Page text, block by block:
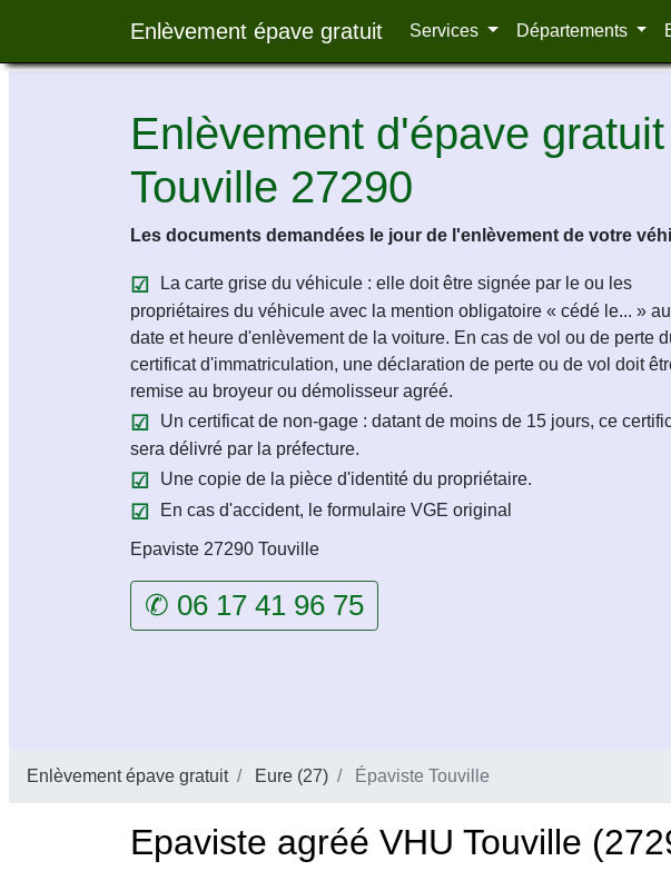
Enlèvement épave gratuit Services Départements
Enlèvement d'épave
Touville 27290
Les documents demandées le jour de l'enlèvement de votre
La carte grise du véhicule : elle doit être signée par le ou les
propriétaires du véhicule avec la mention obligatoire « cédé le... »
date et heure d'enlèvement de la voiture. En cas de vol ou de perte
certificat d'immatriculation, une déclaration de perte ou de vol doit
remise au broyeur ou démolisseur agréé.
Un certificat de non-gage : datant de moins de 15 jours, ce
sera délivré par la préfecture.
Une copie de la pièce d'identité du propriétaire.
En cas d'accident, le formulaire VGE original
Epaviste 27290 Touville
✆ 06 17 41 96 75
Enlèvement épave gratuit Eure (27) Épaviste Touville
Epaviste agréé VHU Touville